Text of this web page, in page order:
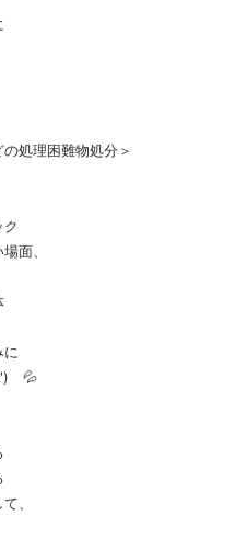
処理困難物処分＞
面、
ゞ💦
、